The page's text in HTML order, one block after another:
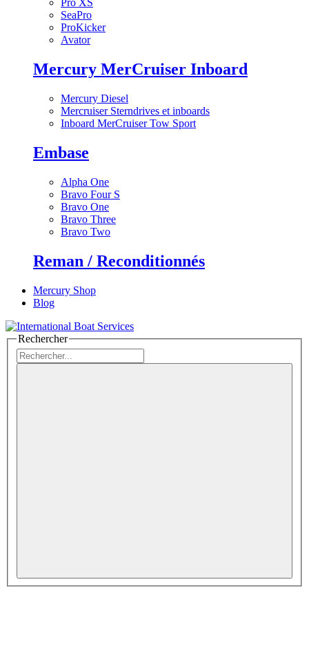
Pro XS
SeaPro
ProKicker
Avator
Mercury MerCruiser Inboard
Mercury Diesel
Mercruiser Sterndrives et inboards
Inboard MerCruiser Tow Sport
Embase
Alpha One
Bravo Four S
Bravo One
Bravo Three
Bravo Two
Reman / Reconditionnés
Mercury Shop
Blog
Rechercher